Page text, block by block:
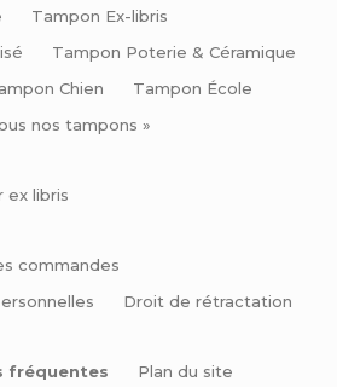
Tampon Ex-libris
Tampon Poterie & Céramique
Chien
Tampon École
nos tampons »
ex libris
commandes
Droit de rétractation
fréquentes
Plan du site